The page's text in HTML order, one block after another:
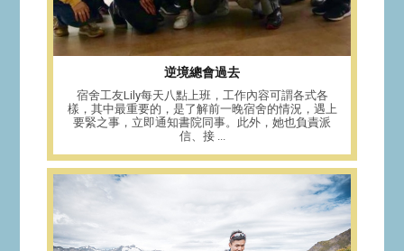
逆境總會過去
宿舍工友Lily每天八點上班，工作內容可謂各式各
樣，其中最重要的，是了解前一晚宿舍的情況，遇上
要緊之事，立即通知書院同事。此外，她也負責派
信、接 ...